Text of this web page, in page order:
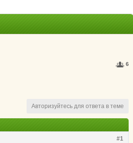
6
Авторизуйтесь для ответа в теме
#1